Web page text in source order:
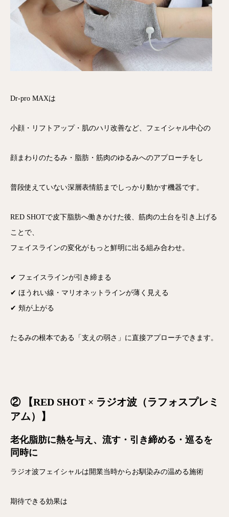
Dr-pro MAXは
小顔・リフトアップ・肌のハリ改善など、フェイシャル中心の
顔まわりのたるみ・脂肪・筋肉のゆるみへのアプローチをし
普段使えていない深層表情筋までしっかり動かす機器です。
RED SHOTで皮下脂肪へ働きかけた後、筋肉の土台を引き上げる
ことで、
フェイスラインの変化がもっと鮮明に出る組み合わせ。
✔ フェイスラインが引き締まる
✔ ほうれい線・マリオネットラインが薄く見える
✔ 頬が上がる
たるみの根本である「支えの弱さ」に直接アプローチできます。
② 【RED SHOT × ラジオ波（ラフォスプレミ
アム）】
老化脂肪に熱を与え、流す・引き締める・巡るを
同時に
ラジオ波フェイシャルは開業当時からお馴染みの温める施術
期待できる効果は